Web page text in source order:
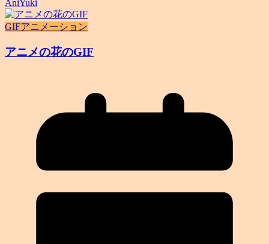
AniYuki
GIFアニメーション
アニメの花のGIF